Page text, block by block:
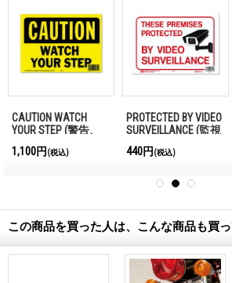
CAUTION WATCH
YOUR STEP (警告、
さい)
1,100円 (税込)
PROTECTED BY VIDEO
SURVEILLANCE (監視
440円 (税込)
この商品を買った人は、こんな商品も買